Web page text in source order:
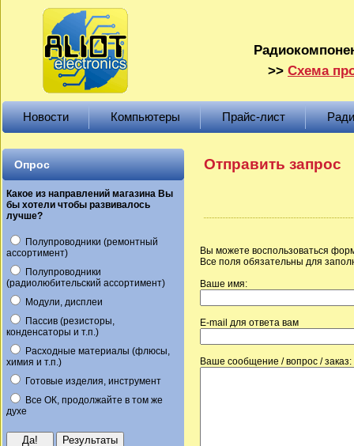
>> Схема
Новости Компьютеры Прайс-лист
Опрос
Какое из направлений магазина Вы
бы хотели чтобы развивалось
лучше?
Полупроводники (ремонтный
ассортимент)
Полупроводники
(радиолюбительский ассортимент)
Модули, дисплеи
Пассив (резисторы,
конденсаторы и т.п.)
Расходные материалы (флюсы,
химия и т.п.)
Готовые изделия, инструмент
Все ОК, продолжайте в том же
духе
Отправить запрос
Вы можете воспользоваться
Все поля обязательны для
Ваше имя:
E-mail для ответа вам
Ваше сообщение / вопрос / заказ: